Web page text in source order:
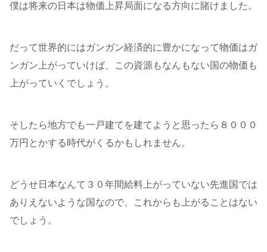
僕は将来の日本は物価上昇局面になる方向に賭けました。
だって世界的にはガンガン経済的に豊かになって物価はガ
ンガン上がっていけば、この資源もなんもない国の物価も
上がっていくでしょう。
そしたら地方でも一戸建てを建てようと思ったら８０００
万円とかする時代がくるかもしれません。
どうせ日本なんて３０年間給料上がっていない先進国では
ありえないような国なので、これからも上がることはない
でしょう。